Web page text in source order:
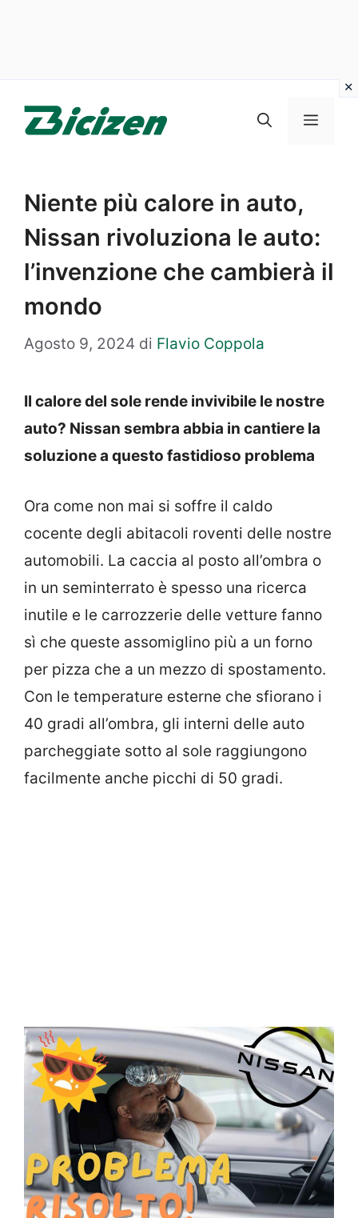
Menu
Niente più calore in auto,
Nissan rivoluziona le auto:
l’invenzione che cambierà il
mondo
Agosto 9, 2024 di Flavio Coppola
Il calore del sole rende invivibile le nostre
auto? Nissan sembra abbia in cantiere la
soluzione a questo fastidioso problema
Ora come non mai si soffre il caldo
cocente degli abitacoli roventi delle nostre
automobili. La caccia al posto all’ombra o
in un seminterrato è spesso una ricerca
inutile e le carrozzerie delle vetture fanno
sì che queste assomiglino più a un forno
per pizza che a un mezzo di spostamento.
Con le temperature esterne che sfiorano i
40 gradi all’ombra, gli interni delle auto
parcheggiate sotto al sole raggiungono
facilmente anche picchi di 50 gradi.